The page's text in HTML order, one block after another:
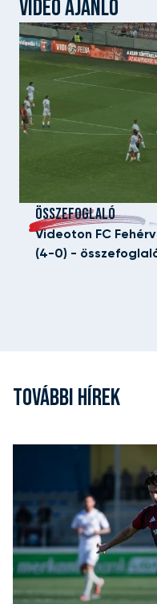
VIDEÓ AJÁNLÓ
ÖSSZEFOGLALÓ
Videoton FC
(4-0) -
TOVÁBBI HÍREK